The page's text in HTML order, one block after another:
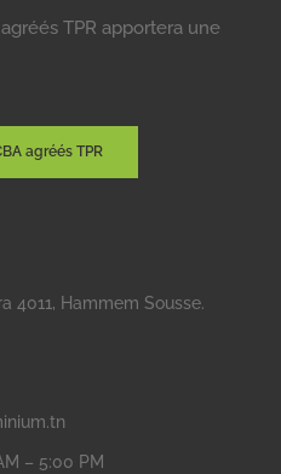
TPR apportera une
agréés TPR
4011, Hammem Sousse.
– 5:00 PM